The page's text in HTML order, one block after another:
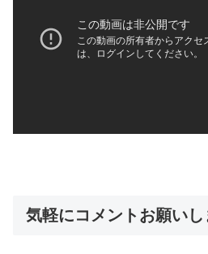
気軽にコメントお願いし